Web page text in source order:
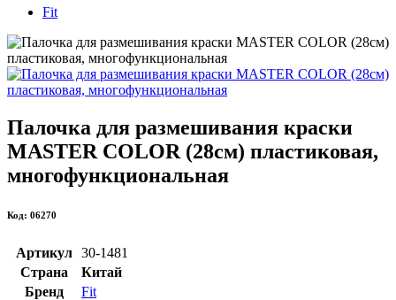
Fit
Палочка для размешивания краски
MASTER COLOR (28см) пластиковая,
многофункциональная
Код: 06270
Артикул
30-1481
Страна
Китай
Бренд
Fit